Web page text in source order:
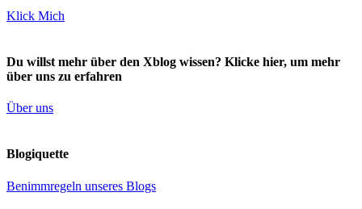
Klick Mich
Du willst mehr über den Xblog wissen? Klicke hier, um mehr
über uns zu erfahren
Über uns
Blogiquette
Benimmregeln unseres Blogs